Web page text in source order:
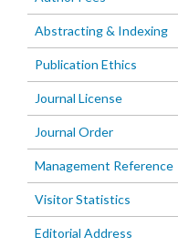
Abstracting & Indexing
Publication Ethics
Journal License
Journal Order
Management Reference
Visitor Statistics
Editorial Address